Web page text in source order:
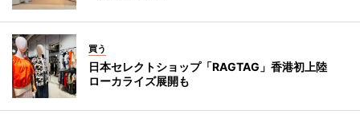
買う
日本セレクトショップ「RAGTAG」香港初上陸
ローカライズ展開も